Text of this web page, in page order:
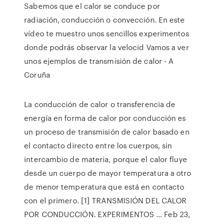
Sabemos que el calor se conduce por
radiación, conducción o convección. En este
vídeo te muestro unos sencillos experimentos
donde podrás observar la velocid Vamos a ver
unos ejemplos de transmisión de calor - A
Coruña
La conducción de calor o transferencia de
energía en forma de calor por conducción es
un proceso de transmisión de calor basado en
el contacto directo entre los cuerpos, sin
intercambio de materia, porque el calor fluye
desde un cuerpo de mayor temperatura a otro
de menor temperatura que está en contacto
con el primero. [1] TRANSMISIÓN DEL CALOR
POR CONDUCCIÓN. EXPERIMENTOS … Feb 23,